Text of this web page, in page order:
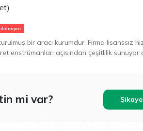
bir aracı kurumdur. Firma lisanssız
enstrümanları açısından çeşitlilik
mi var?